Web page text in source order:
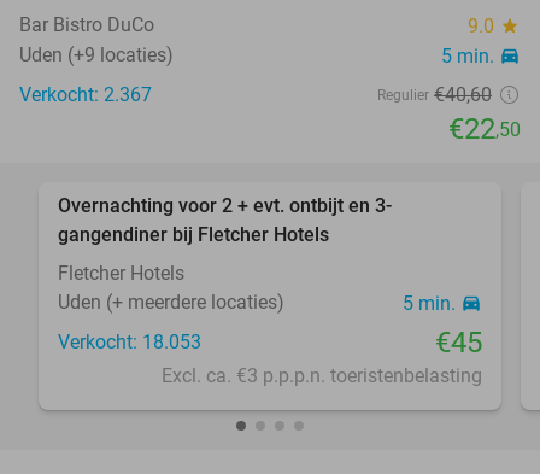
Bar Bistro DuCo 9.0 star
Uden (+9 locaties) 5 min. directions_car
Verkocht: 2.367 Regulier €40,60
€22,50
favorite_border
Overnachting voor 2 + evt. ontbijt en 3-
gangendiner bij Fletcher Hotels
Fletcher Hotels
Uden (+ meerdere locaties)
5 min. directions_car
Verkocht: 18.053 €45
Excl. ca. €3 p.p.p.n. toeristenbelasting